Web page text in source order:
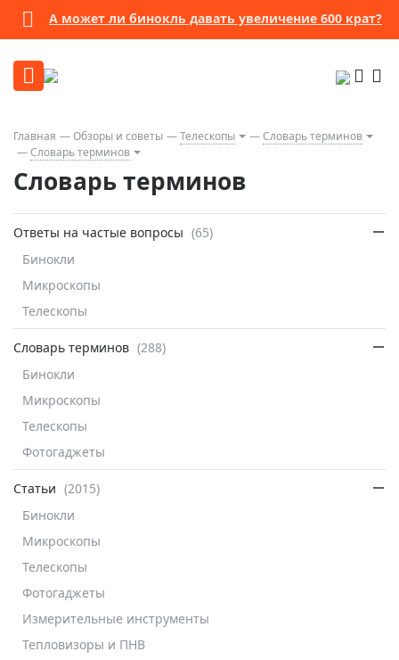
А может ли бинокль давать увеличение 600 крат?
Главная Обзоры и советы Телескопы
Словарь терминов
Словарь терминов
Словарь терминов
Ответы на частые вопросы (65)
Бинокли
Микроскопы
Телескопы
Словарь терминов (288)
Бинокли
Микроскопы
Телескопы
Фотогаджеты
Статьи (2015)
Бинокли
Микроскопы
Телескопы
Фотогаджеты
Измерительные инструменты
Тепловизоры и ПНВ